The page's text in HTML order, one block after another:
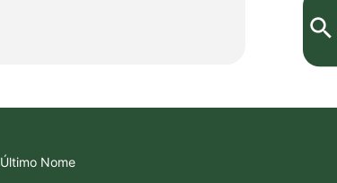
Último Nome